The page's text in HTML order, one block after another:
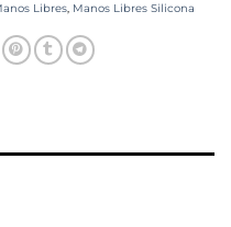
Libres, Manos Libres Silicona